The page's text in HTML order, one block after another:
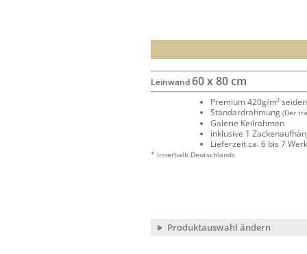
Leinwand60 x 80 cm
Premium 420g/m²
Standardrahmung (Der
Galerie Keilrahmen
inklusive 1
Lieferzeit ca. 6 bis 7
* innerhalb Deutschlands
Produktauswahl ändern